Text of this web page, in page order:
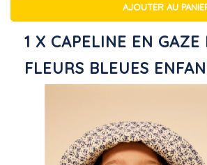
AJOUTER AU
1 X CAPELINE EN GAZE
FLEURS BLEUES